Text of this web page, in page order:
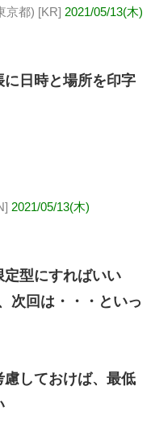
京都) [KR] 2021/05/13(木)
日時と場所を印字
2021/05/13(木)
型にすればいい
次回は・・・といっ
しておけば、最低